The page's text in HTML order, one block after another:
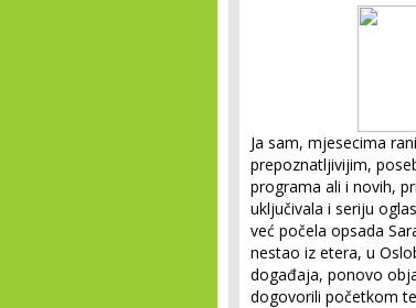
Ja sam, mjesecima
prepoznatljivijim,
programa ali i novih,
uključivala i seriju
već počela opsada
nestao iz etera, u
događaja, ponovo
dogovorili početkom